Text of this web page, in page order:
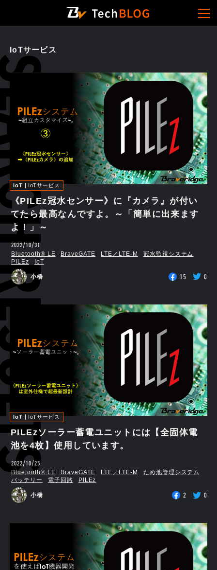
IoTサービス
IoT IoTサービス
《PILEz冠水センサー》に『カメラ』が付い
てたら最高なんですよ。～「簡単に出来ます
よ！」～
2022/10/31
Bluetooth®︎ LE BraveGATE LTE／LTE-M
冠水監視システム
PILEz
IoT
小橋 15 0
IoT IoTサービス
PILEzソーラー蓄電ユニットには【全固体電
池を4枚】使用しています。
2022/10/25
Bluetooth®︎ LE BraveGATE LTE／LTE-M
ため池管理システム
バッテリー
電子回路 PILEz
小橋 2 0